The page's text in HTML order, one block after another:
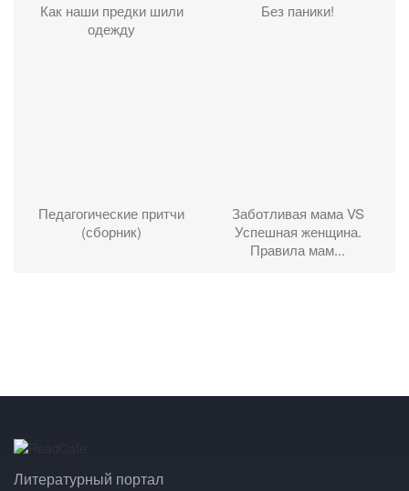
Как наши предки шили
одежду
Без паники!
Педагогические притчи
(сборник)
Заботливая мама VS
Успешная женщина.
Правила мам...
Литературный портал